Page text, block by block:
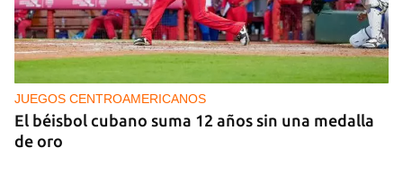
NICARAGUA
EE UU propone a la OEA convocar a los
cancilleres para "tomar medidas" contra las
decisiones de Ortega
JUEGOS CENTROAMERICANOS
El béisbol cubano suma 12 años sin una medalla
de oro